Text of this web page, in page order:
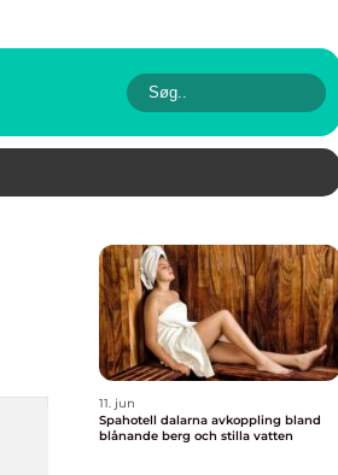
11. jun
Spahotell dalarna avkoppling bland
blånande berg och stilla vatten